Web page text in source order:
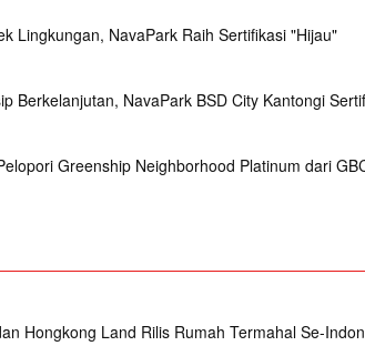
Lingkungan, NavaPark Raih Sertifikasi "Hijau"
Berkelanjutan, NavaPark BSD City Kantongi
Greenship Neighborhood Platinum dari
Hongkong Land Rilis Rumah Termahal Se-